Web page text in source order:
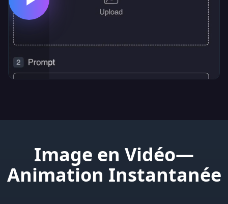
Image en Vidéo—
Animation Instantanée